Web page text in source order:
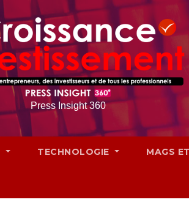
Press Insight 360
TECHNOLOGIE MAGS